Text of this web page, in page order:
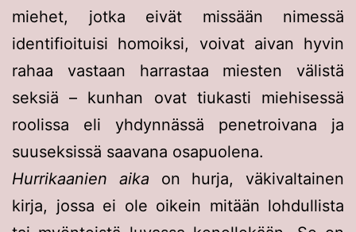
miehet, jotka eivät missään nimessä
identifioituisi homoiksi, voivat aivan hyvin
rahaa vastaan harrastaa miesten välistä
seksiä – kunhan ovat tiukasti miehisessä
roolissa eli yhdynnässä penetroivana ja
suuseksissä saavana osapuolena.
Hurrikaanien aika on hurja, väkivaltainen
kirja, jossa ei ole oikein mitään lohdullista